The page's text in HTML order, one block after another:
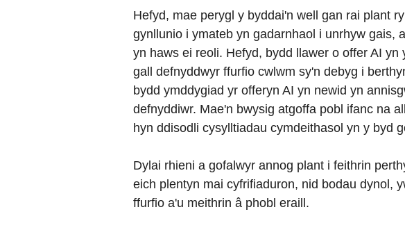
Hefyd, mae perygl y byddai'n well gan rai plant
gynllunio i ymateb yn gadarnhaol i unrhyw gais,
yn haws ei reoli. Hefyd, bydd llawer o offer AI
gall defnyddwyr ffurfio cwlwm sy'n debyg i
bydd ymddygiad yr offeryn AI yn newid yn
defnyddiwr. Mae'n bwysig atgoffa pobl ifanc na
hyn ddisodli cysylltiadau cymdeithasol yn y byd
Dylai rhieni a gofalwyr annog plant i feithrin
eich plentyn mai cyfrifiaduron, nid bodau dynol,
ffurfio a'u meithrin â phobl eraill.